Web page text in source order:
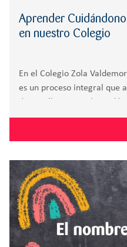
Aprender
en nuestro Colegio
En el Colegio Zola
es un proceso integral que
campaña “Aprender
cómo formamos personas